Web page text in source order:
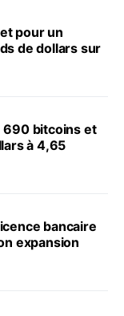
pour un
de dollars sur
690 bitcoins et
à 4,65
bancaire
expansion